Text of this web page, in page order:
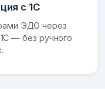
с 1С
ЭДО через
— без ручного